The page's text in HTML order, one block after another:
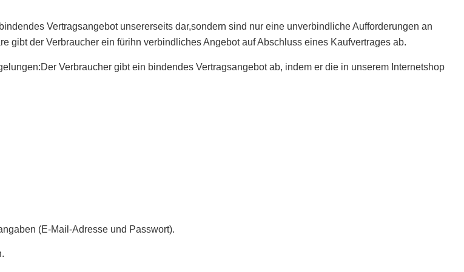
Vertragsangebot unsererseits dar,sondern sind nur eine unverbindliche Aufforderungen an
gibt der Verbraucher ein fürihn verbindliches Angebot auf Abschluss eines Kaufvertrages ab.
Verbraucher gibt ein bindendes Vertragsangebot ab, indem er die in unserem Internetshop
(E-Mail-Adresse und Passwort).